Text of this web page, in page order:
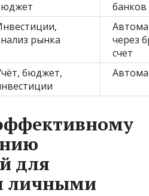
банков
рынка
через
счет
бюджет,
для
личными